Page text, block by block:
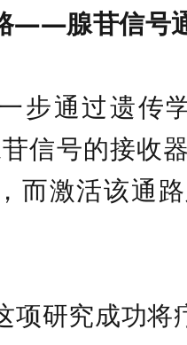
——腺苷信号
步通过遗传
信号的接收
而激活该通
项研究成功将